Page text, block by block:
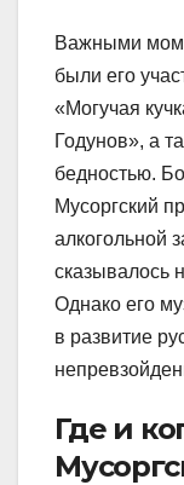
Важными
были его
«Могучая
Годунов», а
бедностью.
Мусоргский
алкогольной
сказывалось
Однако его
в развитие
Где и